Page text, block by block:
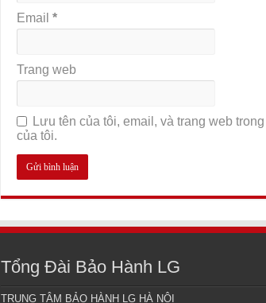
Email *
Trang web
Lưu tên của tôi, email, và trang web
của tôi.
Tổng Đài Bảo Hành LG
TRUNG TÂM BẢO HÀNH LG HÀ NỘI